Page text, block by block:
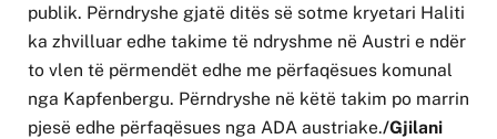
publik. Përndryshe gjatë ditës së sotme kryetari Haliti
ka zhvilluar edhe takime të ndryshme në Austri e ndër
to vlen të përmendët edhe me përfaqësues komunal
nga Kapfenbergu. Përndryshe në këtë takim po marrin
pjesë edhe përfaqësues nga ADA austriake./Gjilani